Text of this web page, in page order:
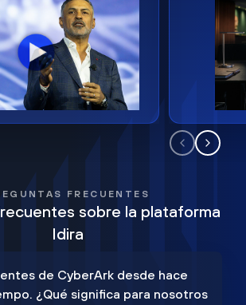
FRECUENTES
sobre la plataforma
Idira
de CyberArk desde hace
¿Qué significa para nosotros